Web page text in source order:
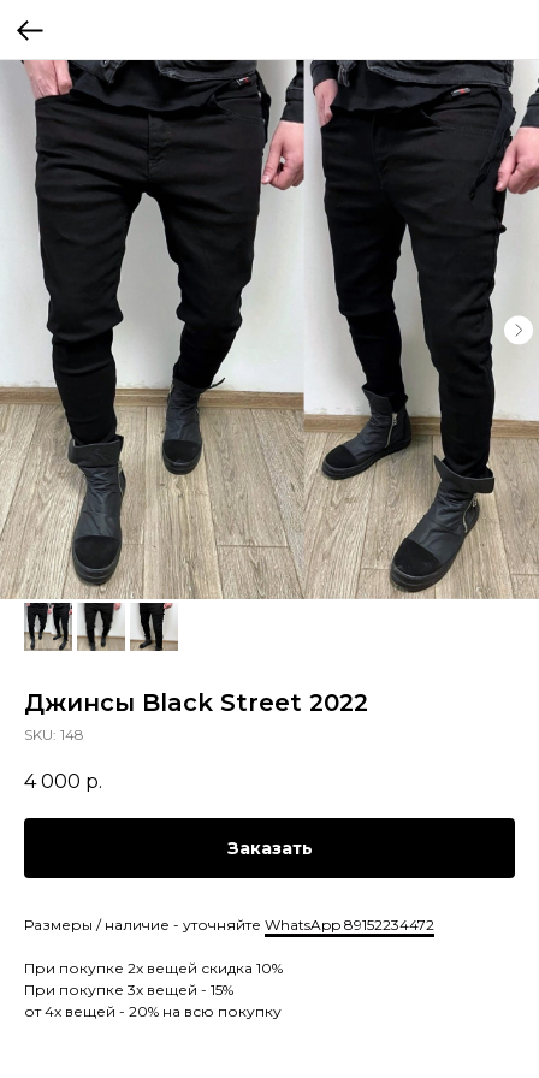
Джинсы Black Street 2022
SKU: 148
4 000 р.
Заказать
Размеры / наличие - уточняйте WhatsApp 89152234472
При покупке 2х вещей скидка 10%
При покупке 3х вещей - 15%
от 4х вещей - 20% на всю покупку